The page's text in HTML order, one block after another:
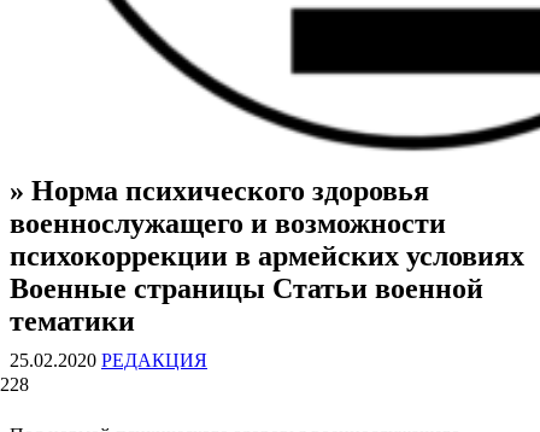
ВОЕННЫЕ СТРАНИЦЫ
СТАТЬИ ВОЕННОЙ ТЕМАТИКИ
» Норма психического здоровья
военнослужащего и возможности
психокоррекции в армейских условиях
Военные страницы Статьи военной
тематики
25.02.2020 РЕДАКЦИЯ
228